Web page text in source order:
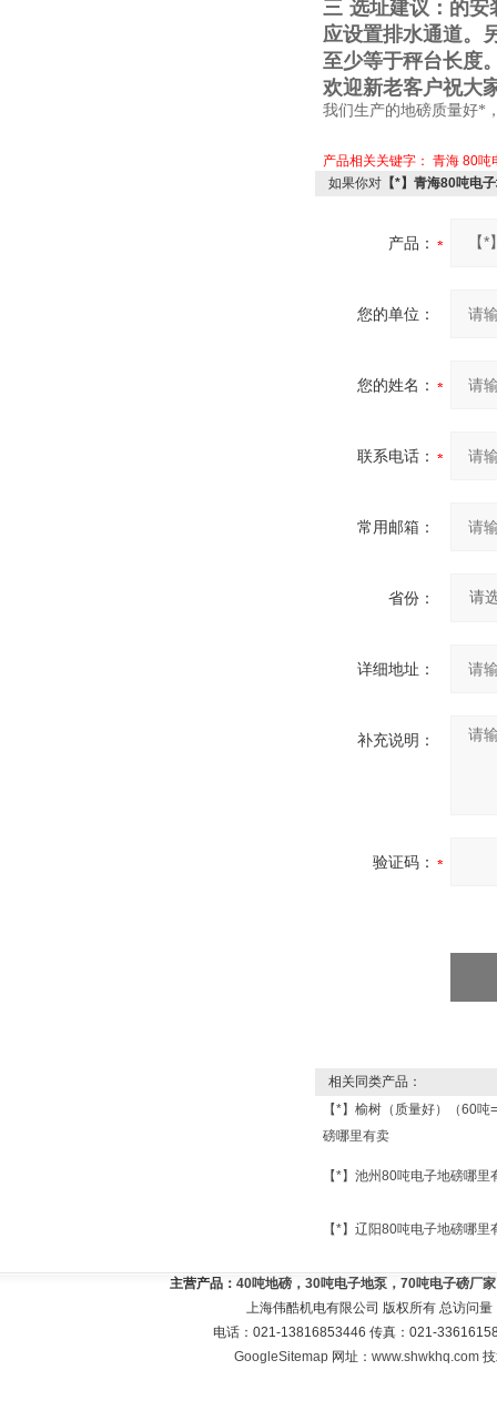
三 选址建议：的安
应设置排水通道。
至少等于秤台长度
欢迎新老客户祝大
我们生产的地磅质量好*
产品相关关键字： 青海 80吨
如果你对 【*】青海80吨电
产品：
您的单位：
您的姓名：
联系电话：
常用邮箱：
省份：
详细地址：
补充说明：
验证码：
相关同类产品：
【*】榆树（质量好）（60
磅哪里有卖
【*】池州80吨电子地磅哪里
【*】辽阳80吨电子地磅哪里
主营产品： 40吨地磅，30吨电子地泵，70吨电子磅厂
上海伟酷机电有限公司 版权所有 总访问量
电话：021-13816853446 传真：021-
GoogleSitemap 网址：www.shwkhq.com